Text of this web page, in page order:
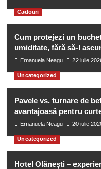
Cadouri
Cum protejezi un
umiditate, fără să-l
Emanuela Neagu 22 iulie
Uncategorized
Pavele vs. turnare de
avantajoasă pentru
Emanuela Neagu 20 iulie
Uncategorized
Hotel Olănești –